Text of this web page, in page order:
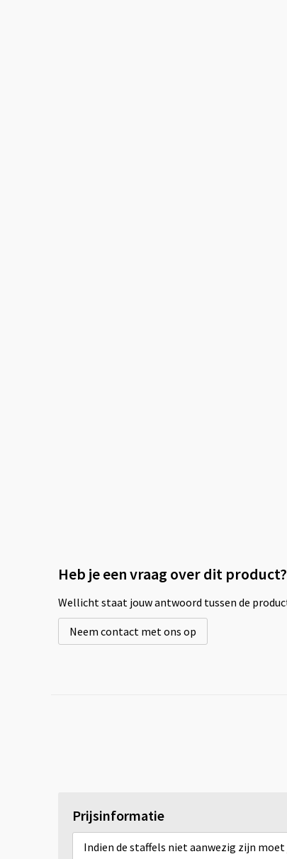
Heb je een vraag over dit product?
Wellicht staat jouw antwoord tussen de
Neem contact met ons op
Prijsinformatie
Indien de staffels niet aanwezig zijn